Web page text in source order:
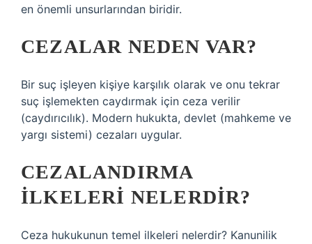
en önemli unsurlarından biridir.
CEZALAR NEDEN VAR?
Bir suç işleyen kişiye karşılık olarak ve onu tekrar
suç işlemekten caydırmak için ceza verilir
(caydırıcılık). Modern hukukta, devlet (mahkeme ve
yargı sistemi) cezaları uygular.
CEZALANDIRMA
ILKELERI NELERDIR?
Ceza hukukunun temel ilkeleri nelerdir? Kanunilik